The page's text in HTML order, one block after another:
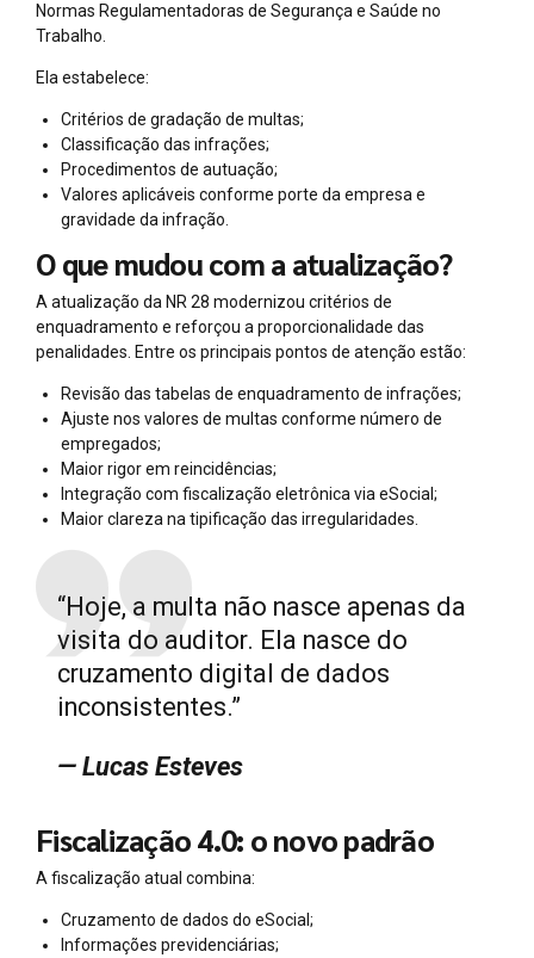
Normas Regulamentadoras de Segurança e Saúde no
Trabalho.
Ela estabelece:
Critérios de gradação de multas;
Classificação das infrações;
Procedimentos de autuação;
Valores aplicáveis conforme porte da empresa e
gravidade da infração.
O que mudou com a atualização?
A atualização da NR 28 modernizou critérios de
enquadramento e reforçou a proporcionalidade das
penalidades. Entre os principais pontos de atenção estão:
Revisão das tabelas de enquadramento de infrações;
Ajuste nos valores de multas conforme número de
empregados;
Maior rigor em reincidências;
Integração com fiscalização eletrônica via eSocial;
Maior clareza na tipificação das irregularidades.
“Hoje, a multa não nasce apenas da
visita do auditor. Ela nasce do
cruzamento digital de dados
inconsistentes.”
— Lucas Esteves
Fiscalização 4.0: o novo padrão
A fiscalização atual combina:
Cruzamento de dados do eSocial;
Informações previdenciárias;